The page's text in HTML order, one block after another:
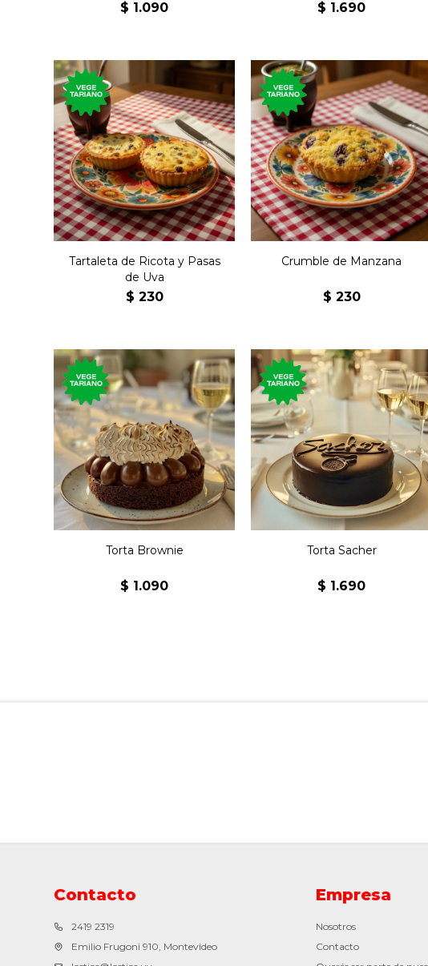
$ 1.090 $ 1.690
Tartaleta con ricota y
pasas de uva cubierta de
azúcar impalpable.
Tartaleta de Ricota y Pasas
de Uva
$ 230
Masa crocante dulce con
manzana cocida, pasas de
uva, nueces y canela.
Crumble de Manzana
$ 230
Torta húmeda del clásico
postre de chocolate y
nueces, con capa de dulce
de leche y topping de
merengue.
Torta Brownie
$ 1.090
Torta clásica de la
repostería austríaca con
chocolate semi amargo y
mermelada de damasco.
Torta Sacher
$ 1.690
Contacto
2419 2319
Emilio Frugoni 910, Montevideo
Empresa
Nosotros
Contacto